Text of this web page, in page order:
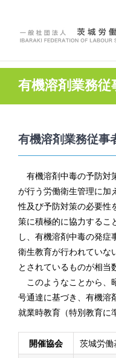
有機溶剤業務
有機溶剤業務従事
有機溶剤中毒の予防対
が行う労働衛生管理に加
性及び予防対策の必要性
策に積極的に協力するこ
し、有機溶剤中毒の発症
衛生教育が行われていな
とされているものが相当
このようなことから、
号通達に基づき、有機溶
就業時教育（特別教育に
開催協会 茨城労